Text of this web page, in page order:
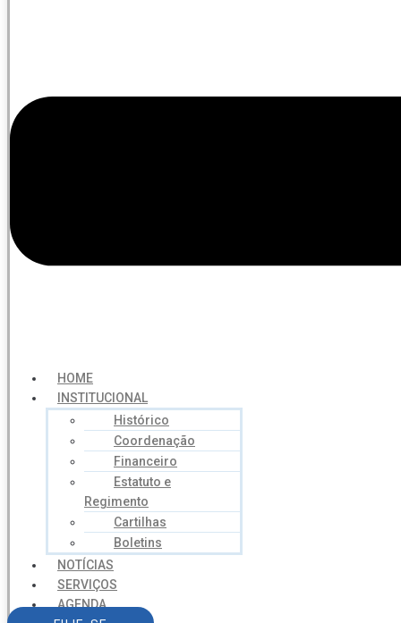
HOME
INSTITUCIONAL
Histórico
Coordenação
Financeiro
Estatuto e
Regimento
Cartilhas
Boletins
NOTÍCIAS
SERVIÇOS
AGENDA